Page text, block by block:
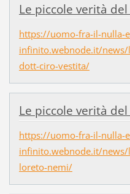
Le piccole verità
https://uomo-fra-il-nulla-
infinito.webnode.it/news/
dott-ciro-vestita/
Le piccole verità
https://uomo-fra-il-nulla-
infinito.webnode.it/news/
loreto-nemi/